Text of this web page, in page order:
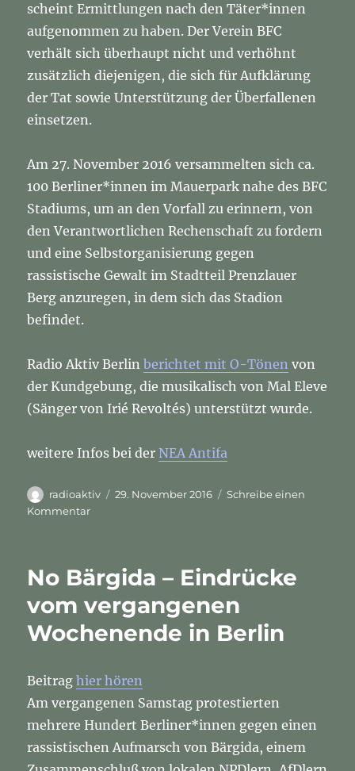
scheint Ermittlungen nach den Täter*innen
aufgenommen zu haben. Der Verein BFC
verhält sich überhaupt nicht und verhöhnt
zusätzlich diejenigen, die sich für Aufklärung
der Tat sowie Unterstützung der Überfallenen
einsetzen.
Am 27. November 2016 versammelten sich ca.
100 Berliner*innen im Mauerpark nahe des BFC
Stadiums, um an den Vorfall zu erinnern, von
den Verantwortlichen Rechenschaft zu fordern
und eine Selbstorganisierung gegen
rassistische Gewalt im Stadtteil Prenzlauer
Berg anzuregen, in dem sich das Stadion
befindet.
Radio Aktiv Berlinberichtet mit O-Tönen von
der Kundgebung, die musikalisch von Mal Eleve
(Sänger von Irié Revoltés) unterstützt wurde.
weitere Infos bei derNEA Antifa
Autor
radioaktiv
Veröffentlicht
29. November 2016
Schreibe einen
Kommentarzu
seine
Hooligans,
die
Berliner
Polizei
rassistische
Gewalt
No Bärgida – Eindrücke
vom vergangenen
Wochenende in Berlin
Beitraghier hören
Am vergangenen Samstag protestierten
mehrere Hundert Berliner*innen gegen einen
rassistischen Aufmarsch von Bärgida, einem